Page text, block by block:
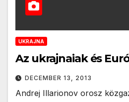
UKRAJNA
Az ukrajnaiak és
DECEMBER 13, 2013
Andrej Illarionov orosz